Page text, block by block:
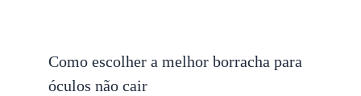
Como escolher a melhor borracha para
óculos não cair